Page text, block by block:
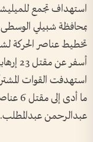
استهداف تجمع
بمحافظة شبيلي
تخطيط عناصر الحركة
أسفر
استهدفت القوات
ما
عبدالرحمن عبدالمطلب.